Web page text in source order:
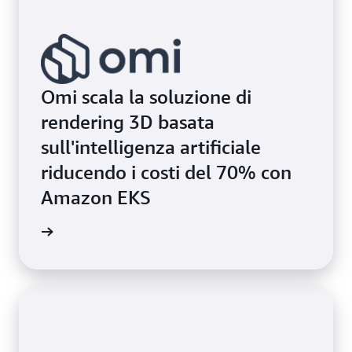
Omi scala la soluzione di
rendering 3D basata
sull'intelligenza artificiale
riducendo i costi del 70% con
Amazon EKS